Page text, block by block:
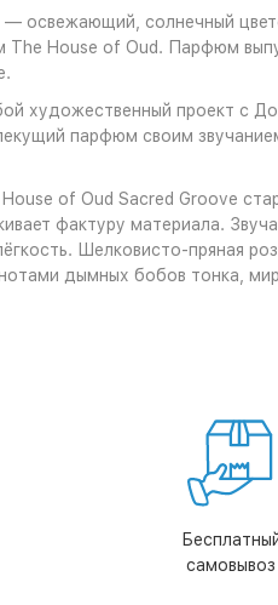
освежающий, солнечный
House of Oud. Парфюм
художественный проект с
парфюм своим
of Oud Sacred Groove
фактуру материала.
Шелковисто-пряная
дымных бобов тонка,
самовывоз